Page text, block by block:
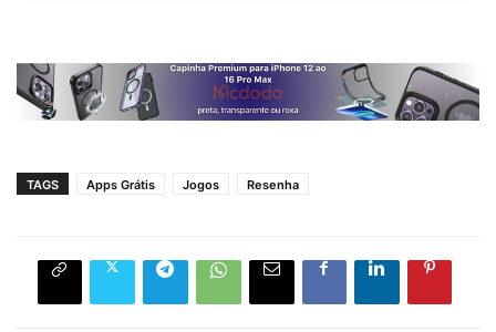
TAGS Apps Grátis Jogos Resenha